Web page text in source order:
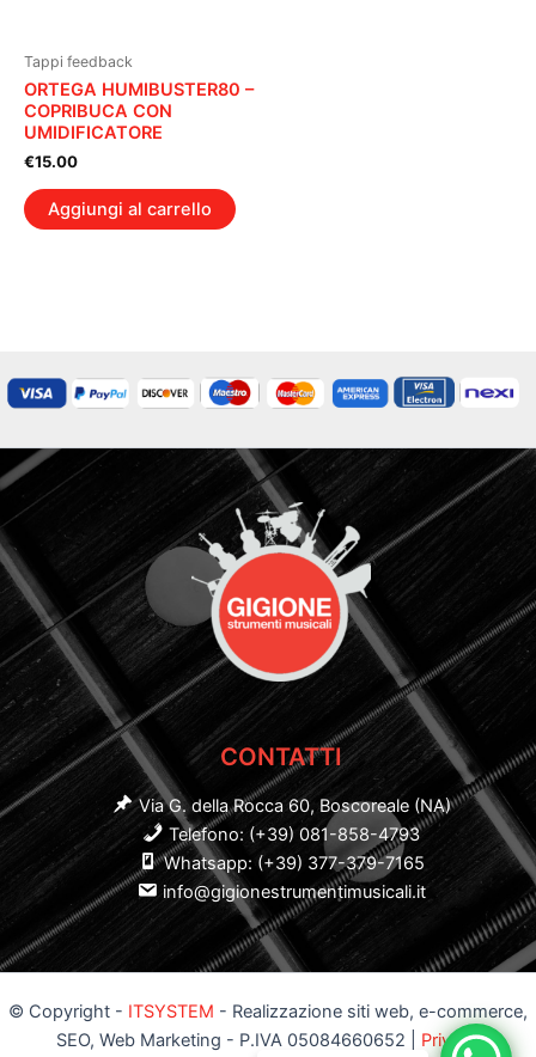
Tappi feedback
ORTEGA HUMIBUSTER80 –
COPRIBUCA CON
UMIDIFICATORE
€15.00
Aggiungi al carrello
CONTATTI
Via G. della Rocca 60, Boscoreale (NA)
Telefono: (+39) 081-858-4793
Whatsapp: (+39) 377-379-7165
info@gigionestrumentimusicali.it
© Copyright - ITSYSTEM - Realizzazione siti web, e-commerce,
SEO, Web Marketing - P.IVA 05084660652 | Privacy